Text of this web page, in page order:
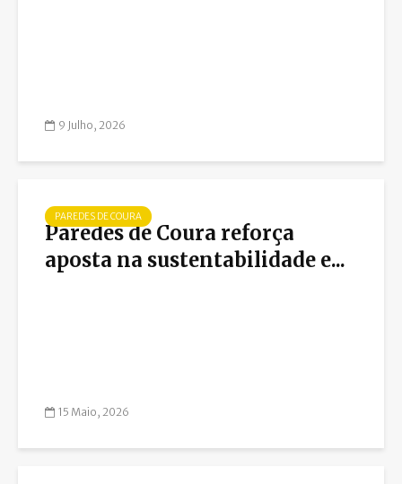
9 Julho, 2026
PAREDES DE COURA
Paredes de Coura reforça
aposta na sustentabilidade e...
15 Maio, 2026